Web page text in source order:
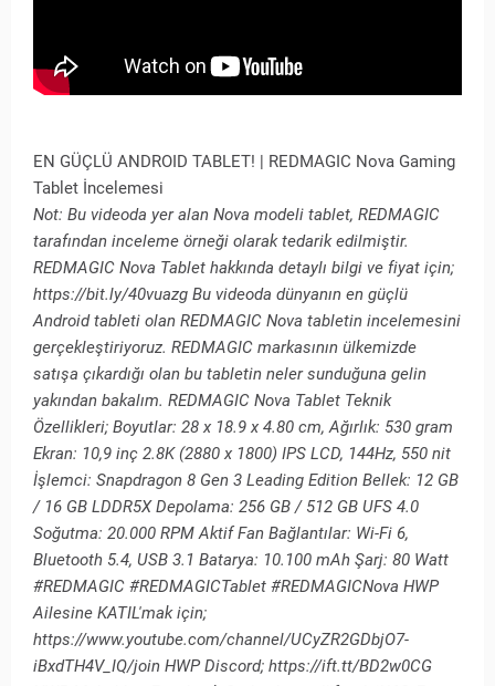
EN GÜÇLÜ ANDROID TABLET! | REDMAGIC Nova Gaming
Tablet İncelemesi
Not: Bu videoda yer alan Nova modeli tablet, REDMAGIC
tarafından inceleme örneği olarak tedarik edilmiştir.
REDMAGIC Nova Tablet hakkında detaylı bilgi ve fiyat için;
https://bit.ly/40vuazg Bu videoda dünyanın en güçlü
Android tableti olan REDMAGIC Nova tabletin incelemesini
gerçekleştiriyoruz. REDMAGIC markasının ülkemizde
satışa çıkardığı olan bu tabletin neler sunduğuna gelin
yakından bakalım. REDMAGIC Nova Tablet Teknik
Özellikleri; Boyutlar: 28 x 18.9 x 4.80 cm, Ağırlık: 530 gram
Ekran: 10,9 inç 2.8K (2880 x 1800) IPS LCD, 144Hz, 550 nit
İşlemci: Snapdragon 8 Gen 3 Leading Edition Bellek: 12 GB
/ 16 GB LDDR5X Depolama: 256 GB / 512 GB UFS 4.0
Soğutma: 20.000 RPM Aktif Fan Bağlantılar: Wi-Fi 6,
Bluetooth 5.4, USB 3.1 Batarya: 10.100 mAh Şarj: 80 Watt
#REDMAGIC #REDMAGICTablet #REDMAGICNova HWP
Ailesine KATIL'mak için;
https://www.youtube.com/channel/UCyZR2GDbjO7-
iBxdTH4V_IQ/join HWP Discord; https://ift.tt/BD2w0CG